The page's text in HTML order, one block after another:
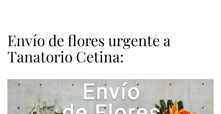
Envío de flores urgente a
Tanatorio Cetina: